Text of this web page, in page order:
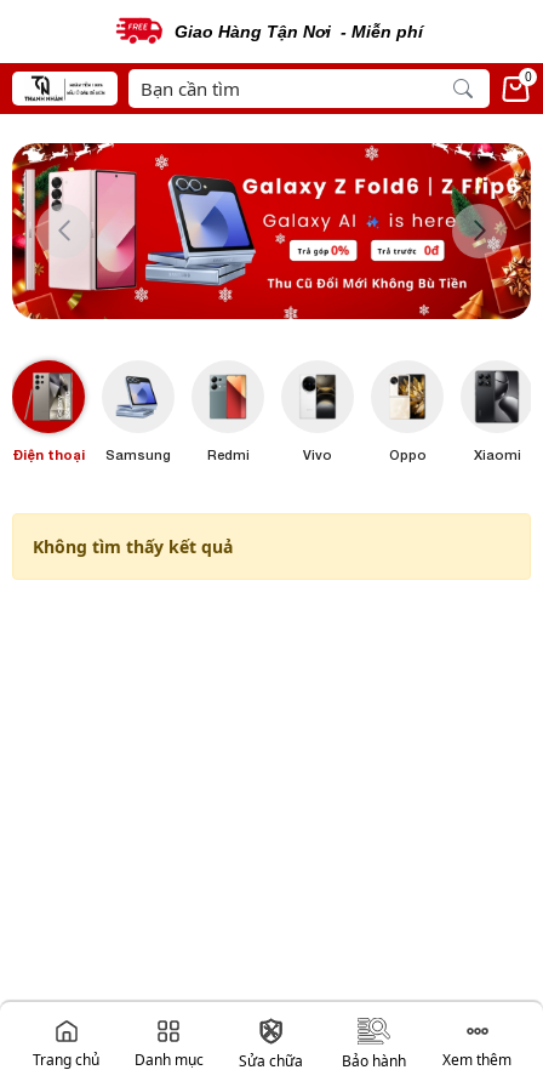
Giao Hàng Tận Nơi - Miễn phí
0
Trang chủ Danh mục Sửa chữa Bảo hành Xem thêm
Điện thoại Samsung Redmi Vivo Oppo Xiaomi
Không tìm thấy kết quả